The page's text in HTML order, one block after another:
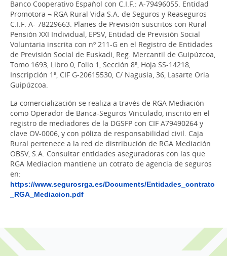
Banco Cooperativo Español con C.I.F.: A-79496055. Entidad
Promotora ¬ RGA Rural Vida S.A. de Seguros y Reaseguros
C.I.F. A- 78229663. Planes de Previsión suscritos con Rural
Pensión XXI Individual, EPSV, Entidad de Previsión Social
Voluntaria inscrita con nº 211-G en el Registro de Entidades
de Previsión Social de Euskadi, Reg. Mercantil de Guipúzcoa,
Tomo 1693, Libro 0, Folio 1, Sección 8ª, Hoja SS-14218,
Inscripción 1ª, CIF G-20615530, C/ Nagusia, 36, Lasarte Oria
Guipúzcoa.
La comercialización se realiza a través de RGA Mediación
como Operador de Banca-Seguros Vinculado, inscrito en el
registro de mediadores de la DGSFP con CIF A79490264 y
clave OV-0006, y con póliza de responsabilidad civil. Caja
Rural pertenece a la red de distribución de RGA Mediación
OBSV, S.A. Consultar entidades aseguradoras con las que
RGA Mediacion mantiene un cotrato de agencia de seguros
en:
https://www.segurosrga.es/Documents/Entidades_contrato
_RGA_Mediacion.pdf